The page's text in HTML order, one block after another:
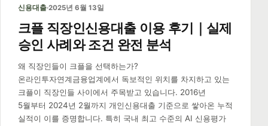
신용대출·2025년 6월 13일
크플 직장인신용대출 이용 후기｜실제
승인 사례와 조건 완전 분석
왜 직장인들이 크플을 선택하는가?
온라인투자연계금융업계에서 독보적인 위치를 차지하고 있는
크플이 직장인들 사이에서 주목받고 있습니다. 2016년
5월부터 2024년 2월까지 개인신용대출 기준으로 쌓아온 누적
실적이 이를 증명합니다. 특히 국내 최고 수준의 AI 신용평가